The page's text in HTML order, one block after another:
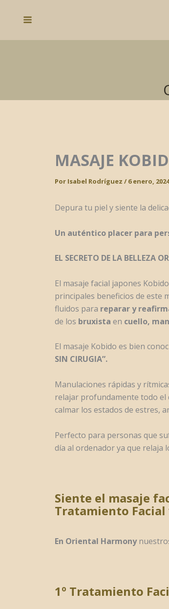
MASAJE
Por Isabel Rodríguez / 6 enero, 2024
Depura tu piel y siente la
Un auténtico placer para
EL SECRETO DE LA BELLEZA
El masaje facial japones
principales beneficios de este
fluidos para reparar y
de los bruxista en cuello,
El masaje Kobido es bien
SIN CIRUGIA”.
Manulaciones rápidas y
relajar profundamente todo el
calmar los estados de estres,
Perfecto para personas que
día al ordenador ya que relaja
Siente el masaje
Tratamiento Facial
En Oriental Harmony
1º Tratamiento